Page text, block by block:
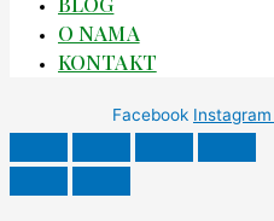
O NAMA
KONTAKT
Facebook Instagram